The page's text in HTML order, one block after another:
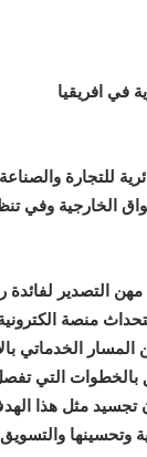
في افريقيا
للتجارة
الخارجية وفي
مهن التصدير
منصة
الخدماتي
تجسيد مثل هذا
وتحسينها